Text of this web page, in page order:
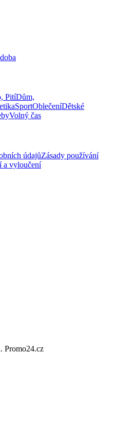
PitíDům,
SportOblečeníDětské
Volný čas
údajůZásady používání
a vyloučení
Promo24.cz